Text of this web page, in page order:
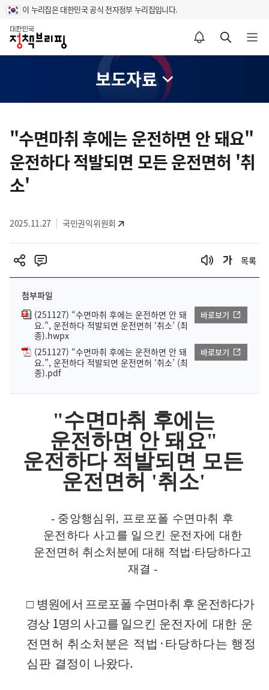
이 누리집은 대한민국 공식 전자정부 누리집입니다.
홈
알림설정 바로가기 검색 바로가기 메뉴 열기
보도자료
텐
영
역
"수면마취 후에는 운전하면 안 돼요"
운전하다 적발되면 모든 운전면허 '취
소'
2025.11.27 국민권익위원회
목록
첨부파일
(251127) “수면마취 후에는 운전하면 안 돼
요.”, 운전하다 적발되면 운전면허 ‘취소’ (최
종).hwpx
바로보기
(251127) “수면마취 후에는 운전하면 안 돼
요.”, 운전하다 적발되면 운전면허 ‘취소’ (최
종).pdf
바로보기
"수면마취 후에는
운전하면 안 돼요"
운전하다 적발되면 모든
운전면허 '취소'
- 중앙행심위 , 프로포폴 수면마취 후
운전하다 사고를 일으킨 운전자에 대한
운전면허 취소처분에 대해 적법 ·타당하다고
재결 -
□ 병원에서 프로포폴 수면마취 후 운전하다가
경상 1명의 사고를 일으킨 운전자에 대한 운
전면허 취소처분은 적법 · 타당하다는 행정
심판 결정이 나왔다.